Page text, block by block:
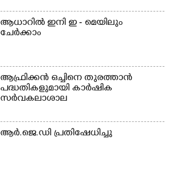
ആധാറിൽ ഇനി ഇ - മെയിലും
ചേർക്കാം
ആഫ്രിക്കൻ ഒച്ചിനെ തുരത്താൻ
പദ്ധതികളുമായി കാർഷിക
സർവകലാശാല
ആർ.ജെ.ഡി പ്രതിഷേധിച്ചു